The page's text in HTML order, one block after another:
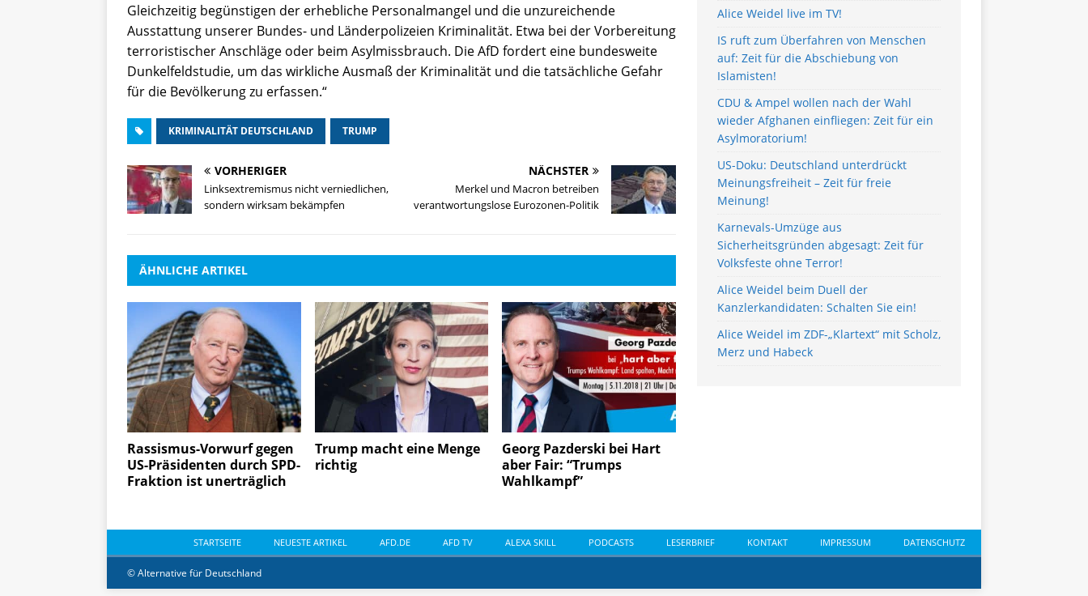
Gleichzeitig begünstigen der erhebliche Personalmangel und die unzureichende
Ausstattung unserer Bundes- und Länderpolizeien Kriminalität. Etwa bei der Vorbereitung
terroristischer Anschläge oder beim Asylmissbrauch. Die AfD fordert eine bundesweite
Dunkelfeldstudie, um das wirkliche Ausmaß der Kriminalität und die tatsächliche Gefahr
für die Bevölkerung zu erfassen.“
KRIMINALITÄT DEUTSCHLAND TRUMP
VORHERIGER
Linksextremismus nicht verniedlichen,
sondern wirksam bekämpfen
NÄCHSTER
Merkel und Macron betreiben
verantwortungslose Eurozonen-Politik
ÄHNLICHE ARTIKEL
Rassismus-Vorwurf gegen
US-Präsidenten durch SPD-
Fraktion ist unerträglich
Trump macht eine Menge
richtig
Georg Pazderski bei Hart
aber Fair: “Trumps
Wahlkampf”
Alice Weidel live im TV!
IS ruft zum Überfahren von Menschen
auf: Zeit für die Abschiebung von
Islamisten!
CDU & Ampel wollen nach der Wahl
wieder Afghanen einfliegen: Zeit für ein
Asylmoratorium!
US-Doku: Deutschland unterdrückt
Meinungsfreiheit – Zeit für freie
Meinung!
Karnevals-Umzüge aus
Sicherheitsgründen abgesagt: Zeit für
Volksfeste ohne Terror!
Alice Weidel beim Duell der
Kanzlerkandidaten: Schalten Sie ein!
Alice Weidel im ZDF-„Klartext“ mit Scholz,
Merz und Habeck
STARTSEITE NEUESTE ARTIKEL AFD.DE AFD TV ALEXA SKILL PODCASTS LESERBRIEF KONTAKT IMPRESSUM DATENSCHUTZ
© Alternative für Deutschland